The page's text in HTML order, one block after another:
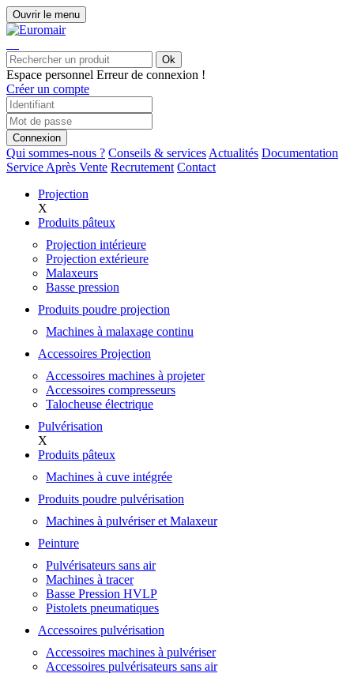
Ouvrir le menu
Ok
Espace personnel Erreur de connexion !
Créer un compte
Connexion
Qui sommes-nous ? Conseils & services Actualités Documentation
Service Après Vente Recrutement Contact
Projection
X
Produits pâteux
Projection intérieure
Projection extérieure
Malaxeurs
Basse pression
Produits poudre projection
Machines à malaxage continu
Accessoires Projection
Accessoires machines à projeter
Accessoires compresseurs
Talocheuse électrique
Pulvérisation
X
Produits pâteux
Machines à cuve intégrée
Produits poudre pulvérisation
Machines à pulvériser et Malaxeur
Peinture
Pulvérisateurs sans air
Machines à tracer
Basse Pression HVLP
Pistolets pneumatiques
Accessoires pulvérisation
Accessoires machines à pulvériser
Accessoires pulvérisateurs sans air